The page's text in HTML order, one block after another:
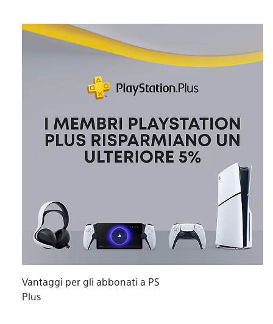
Vantaggi per gli abbonati a PS
Plus